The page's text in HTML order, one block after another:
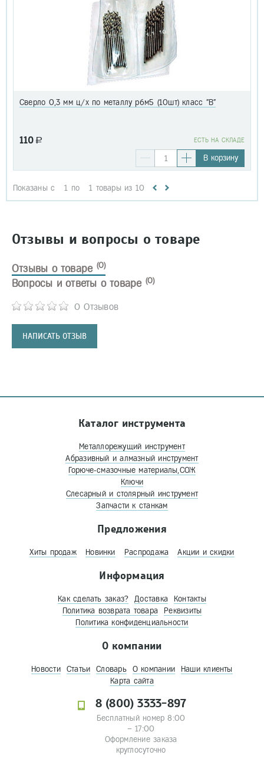
Сверло 0,3 мм ц/х по металлу р6м5 (10шт) класс "В"
110 a EСТЬ НА СКЛАДЕ
В корзину
Показаны с 1 по 1 товары из 10
Отзывы и вопросы о товаре
Отзывы о товаре (0)
0 Отзывов
НАПИСАТЬ ОТЗЫВ
Вопросы и ответы о товаре (0)
Каталог инструмента
Металлорежущий инструмент
Абразивный и алмазный инструмент
Горюче-смазочные материалы,СОЖ
Ключи
Слесарный и столярный инструмент
Запчасти к станкам
Предложения
Хиты продаж Новинки Распродажа Акции и скидки
Информация
Как сделать заказ? Доставка
Контакты
Политика возврата товара
Реквизиты
Политика конфиденциальности
О компании
Новости Статьи Словарь О компании
Наши клиенты
Карта сайта
8 (800) 3333-897
Бесплатный номер 8:00
– 17:00
Оформление заказа
круглосуточно